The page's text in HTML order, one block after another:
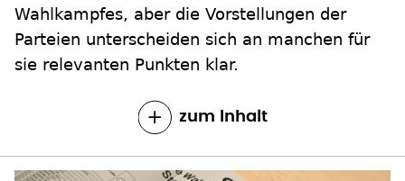
Wahlkampfes, aber die Vorstellungen der
Parteien unterscheiden sich an manchen für
sie relevanten Punkten klar.
zum Inhalt